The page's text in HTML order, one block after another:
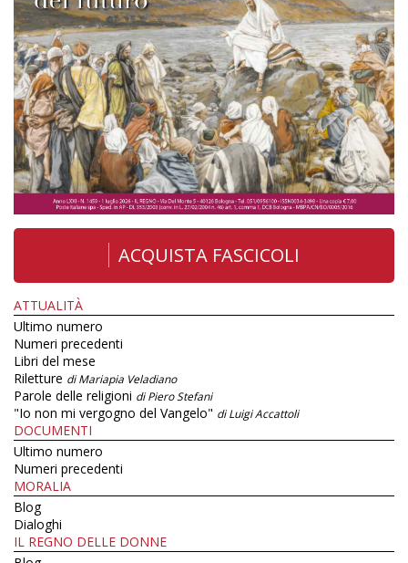
ACQUISTA FASCICOLI
ATTUALITÀ
Ultimo numero
Numeri precedenti
Libri del mese
Riletture di Mariapia Veladiano
Parole delle religioni di Piero Stefani
"Io non mi vergogno del Vangelo" di Luigi Accattoli
DOCUMENTI
Ultimo numero
Numeri precedenti
MORALIA
Blog
Dialoghi
IL REGNO DELLE DONNE